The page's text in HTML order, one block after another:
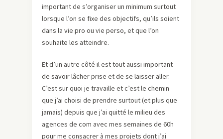
important de s’organiser un minimum surtout
lorsque l’on se fixe des objectifs, qu’ils soient
dans la vie pro ou vie perso, et que l’on
souhaite les atteindre.
Et d’un autre côté il est tout aussi important
de savoir lâcher prise et de se laisser aller.
C’est sur quoi je travaille et c’est le chemin
que j’ai choisi de prendre surtout (et plus que
jamais) depuis que j’ai quitté le milieu des
agences de com avec mes semaines de 60h
pour me consacrer à mes projets dont j’ai